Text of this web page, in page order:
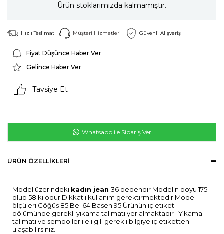
Ürün stoklarımızda kalmamıştır.
Hızlı Teslimat Müşteri Hizmetleri Güvenli Alışveriş
Fiyat Düşünce Haber Ver
Gelince Haber Ver
Tavsiye Et
Whatsapp ile Sipariş Ver
ÜRÜN ÖZELLIKLERI
Model üzerindeki kadın jean 36 bedendir Modelin boyu 175
olup 58 kilodur Dikkatli kullanım gerektirmektedir Model
ölçüleri Göğüs 85 Bel 64 Basen 95 Ürünün iç etiket
bölümünde gerekli yıkama talimatı yer almaktadır . Yıkama
talimatı ve semboller ile ilgili gerekli bilgiye iç etiketten
ulaşabilirsiniz.